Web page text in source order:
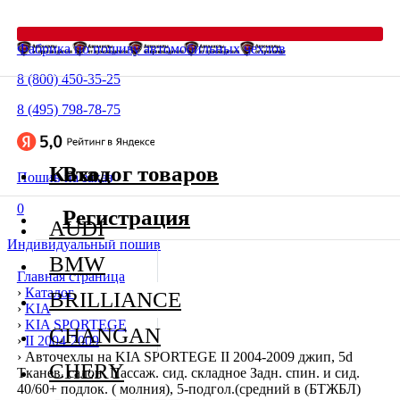
Фабрика по пошиву автомобильных чехлов
8 (800) 450-35-25
8 (495) 798-78-75
Пошив на заказ
0
Индивидуальный пошив
Главная страница
› Каталог
› KIA
› KIA SPORTEGE
› II 2004-2009
› Авточехлы на KIA SPORTEGE II 2004-2009 джип, 5d
Тканев. салон. Пассаж. сид. складное Задн. спин. и сид.
40/60+ подлок. ( молния), 5-подгол.(средний в (БТЖБЛ)
Каталог товаров
AUDI
BMW
BRILLIANCE
CHANGAN
CHERY
Вход
Регистрация